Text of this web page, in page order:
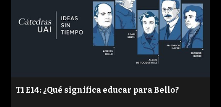
T1 E14: ¿Qué significa educar para Bello?